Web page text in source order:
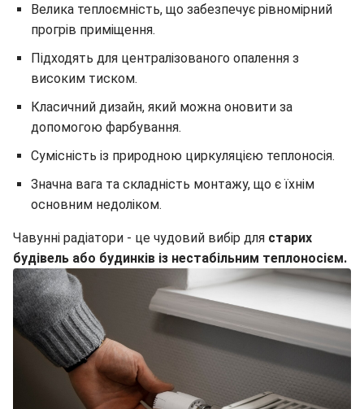
Велика теплоємність, що забезпечує рівномірний
прогрів приміщення.
Підходять для централізованого опалення з
високим тиском.
Класичний дизайн, який можна оновити за
допомогою фарбування.
Сумісність із природною циркуляцією теплоносія.
Значна вага та складність монтажу, що є їхнім
основним недоліком.
Чавунні радіатори - це чудовий вибір для старих
будівель або будинків із нестабільним теплоносієм.